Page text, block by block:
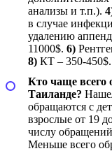
анализы и т.п.).
в случае
удалению
11000$. 6)
8) КТ – 350-450$.
Кто чаще всего
Таиланде?
обращаются с
взрослые от 19
числу
Меньше всего